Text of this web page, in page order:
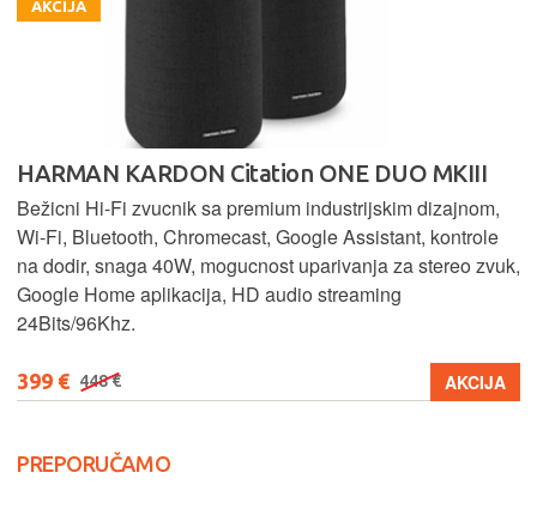
AKCIJA
HARMAN KARDON Citation ONE DUO MKIII
Bežicni Hi-Fi zvucnik sa premium industrijskim dizajnom,
Wi-Fi, Bluetooth, Chromecast, Google Assistant, kontrole
na dodir, snaga 40W, mogucnost uparivanja za stereo zvuk,
Google Home aplikacija, HD audio streaming
24Bits/96Khz.
399 € 448 € AKCIJA
PREPORUČAMO